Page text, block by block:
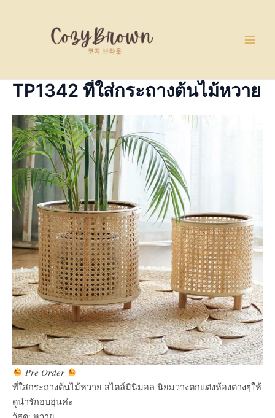
TP1342 ที่ใส่กระถางต้นไม้หวาย
𝑃𝑟𝑒 𝑂𝑟𝑑𝑒𝑟
ที่ใส่กระถางต้นไม้หวาย สไตล์มินิมอล นิยมวางตกแต่งห้องต่างๆให้
ดูน่ารักอบอุ่นค่ะ